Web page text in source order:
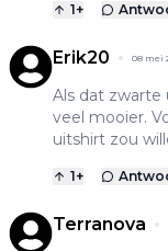
1+
Erik20 08 mei
Als dat zwarte
veel mooier.
uitshirt zou
1+
Terranova